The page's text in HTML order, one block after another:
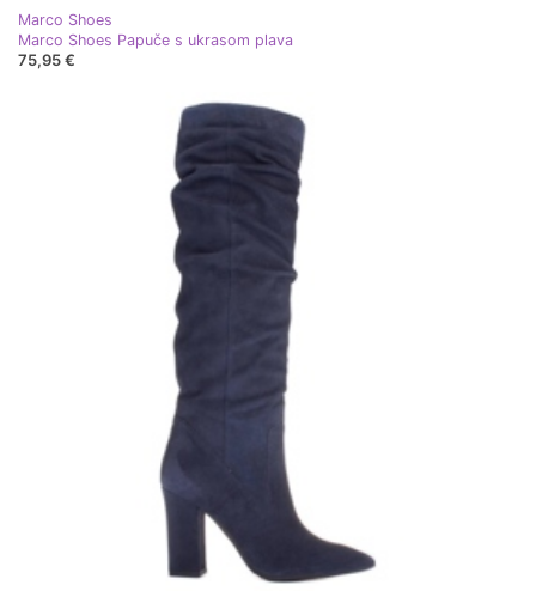
Marco Shoes
Marco Shoes Papuče s ukrasom plava
75,95 €